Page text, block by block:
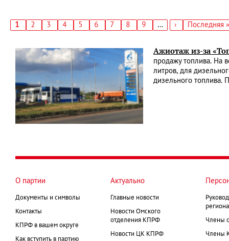
Текущая
1 Страница
2 Страница
3 Страница
4 Страница
5 Страница
6 Страница
7 Страница
8 Страница
9 …
Следующая
›
Последняя
Последняя »
Ажиотаж из-за
продажу топлива. На
литров, для
дизельного топлива.
О партии
Документы и символы
Контакты
КПРФ в вашем округе
Как вступить в партию
Актуально
Главные новости
Новости Омского
отделения КПРФ
Новости ЦК КПРФ
Члены
Члены